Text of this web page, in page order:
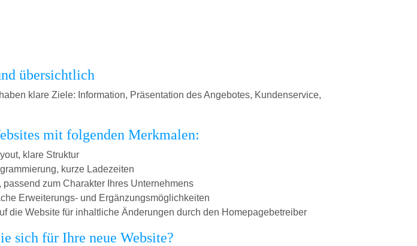
übersichtlich
klare Ziele: Information, Präsentation des Angebotes, Kundenservice,
mit folgenden Merkmalen:
klare Struktur
kurze Ladezeiten
zum Charakter Ihres Unternehmens
Erweiterungs- und Ergänzungsmöglichkeiten
die Website für inhaltliche Änderungen durch den Homepagebetreiber
sich für Ihre neue Website?